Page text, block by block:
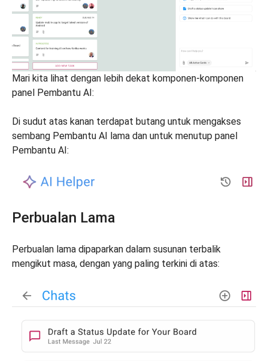
Mari kita lihat dengan lebih dekat komponen-komponen
panel Pembantu AI:
Di sudut atas kanan terdapat butang untuk mengakses
sembang Pembantu AI lama dan untuk menutup panel
Pembantu AI:
Perbualan Lama
Perbualan lama dipaparkan dalam susunan terbalik
mengikut masa, dengan yang paling terkini di atas: